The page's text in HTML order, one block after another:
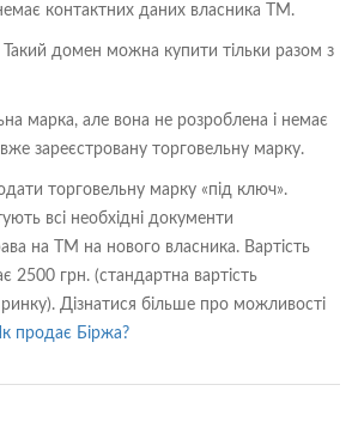
контактних даних власника ТМ.
домен можна купити тільки разом з
марка, але вона не розроблена і немає
зареєстровану торговельну марку.
торговельну марку «під ключ».
всі необхідні документи
на ТМ на нового власника. Вартість
2500 грн. (стандартна вартість
Дізнатися більше про можливості
продає Біржа?